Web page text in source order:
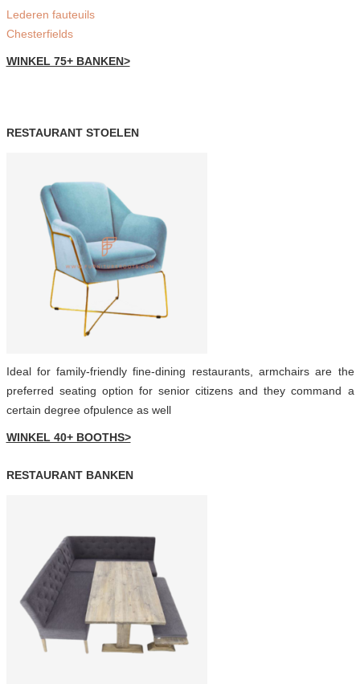
Lederen fauteuils
Chesterfields
WINKEL 75+ BANKEN>
RESTAURANT STOELEN
Ideal for family-friendly fine-dining restaurants, armchairs are the
preferred seating option for senior citizens and they command a
certain degree ofpulence as well
WINKEL 40+ BOOTHS>
RESTAURANT BANKEN